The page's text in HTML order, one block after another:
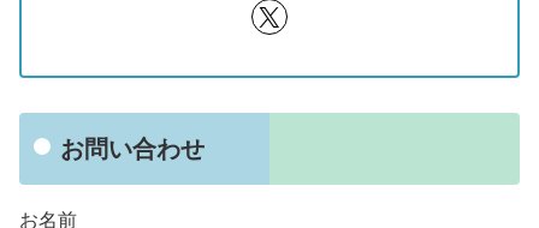
お問い合わせ
お名前